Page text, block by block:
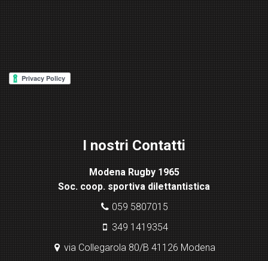
I nostri Contatti
Modena Rugby 1965
Soc. coop. sportiva dilettantistica
059 5807015
349 1419354
via Collegarola 80/B 41126 Modena